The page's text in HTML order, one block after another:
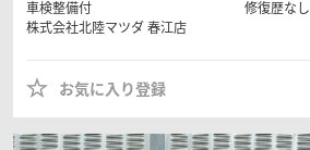
車検整備付
修復歴なし
株式会社北陸マツダ 春江店
お気に入り登録